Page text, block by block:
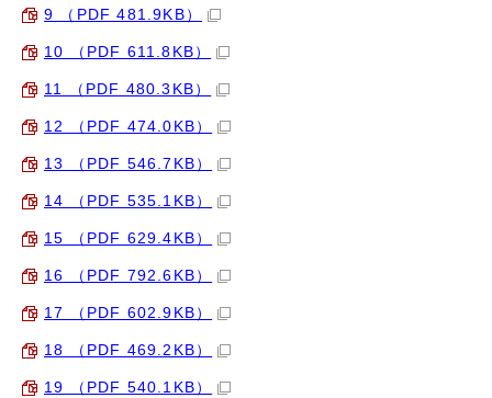
9 （PDF 481.9KB）
10 （PDF 611.8KB）
11 （PDF 480.3KB）
12 （PDF 474.0KB）
13 （PDF 546.7KB）
14 （PDF 535.1KB）
15 （PDF 629.4KB）
16 （PDF 792.6KB）
17 （PDF 602.9KB）
18 （PDF 469.2KB）
19 （PDF 540.1KB）